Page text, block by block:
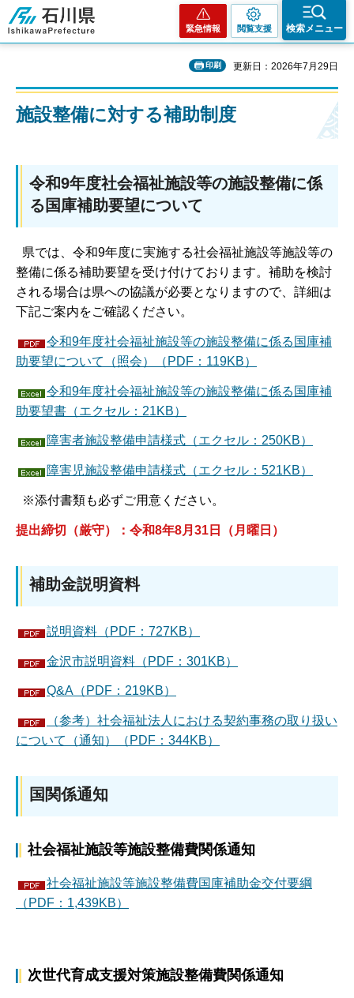
石川県
緊急情報 閲覧支援 検索メニュー
印刷 更新日：2026年7月29日
施設整備に対する補助制度
令和9年度社会福祉施設等の施設整備に係
る国庫補助要望について
県では、令和9年度に実施する社会福祉施設等施設等の
整備に係る補助要望を受け付けております。補助を検討
される場合は県への協議が必要となりますので、詳細は
下記ご案内をご確認ください。
令和9年度社会福祉施設等の施設整備に係る国庫補
助要望について（照会）（PDF：119KB）
令和9年度社会福祉施設等の施設整備に係る国庫補
助要望書（エクセル：21KB）
障害者施設整備申請様式（エクセル：250KB）
障害児施設整備申請様式（エクセル：521KB）
※添付書類も必ずご用意ください。
提出締切（厳守）：令和8年8月31日（月曜日）
補助金説明資料
説明資料（PDF：727KB）
金沢市説明資料（PDF：301KB）
Q&A（PDF：219KB）
（参考）社会福祉法人における契約事務の取り扱い
について（通知）（PDF：344KB）
国関係通知
社会福祉施設等施設整備費関係通知
社会福祉施設等施設整備費国庫補助金交付要綱
（PDF：1,439KB）
次世代育成支援対策施設整備費関係通知